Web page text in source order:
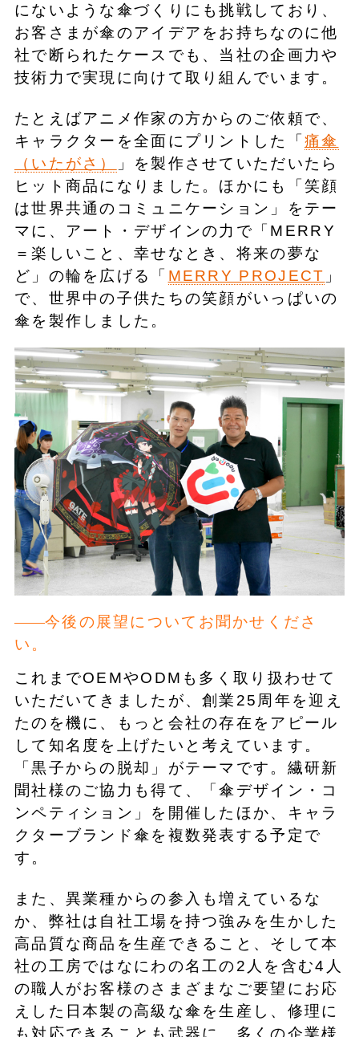
にないような傘づくりにも挑戦しており、
お客さまが傘のアイデアをお持ちなのに他
社で断られたケースでも、当社の企画力や
技術力で実現に向けて取り組んでいます。
たとえばアニメ作家の方からのご依頼で、
キャラクターを全面にプリントした「痛傘
（いたがさ）
」を製作させていただいたら
ヒット商品になりました。ほかにも「笑顔
は世界共通のコミュニケーション」をテー
マに、アート・デザインの力で「MERRY
＝楽しいこと、幸せなとき、将来の夢な
ど」の輪を広げる「 MERRY PROJECT 」
で、世界中の子供たちの笑顔がいっぱいの
傘を製作しました。
今後の展望についてお聞かせくださ
い。
これまでOEMやODMも多く取り扱わせて
いただいてきましたが、創業25周年を迎え
たのを機に、もっと会社の存在をアピール
して知名度を上げたいと考えています。
「黒子からの脱却」がテーマです。繊研新
聞社様のご協力も得て、「傘デザイン・コ
ンペティション」を開催したほか、キャラ
クターブランド傘を複数発表する予定で
す。
また、異業種からの参入も増えているな
か、弊社は自社工場を持つ強みを生かした
高品質な商品を生産できること、そして本
社の工房ではなにわの名工の2人を含む4人
の職人がお客様のさまざまなご要望にお応
えした日本製の高級な傘を生産し、修理に
も対応できることも武器に、多くの企業様